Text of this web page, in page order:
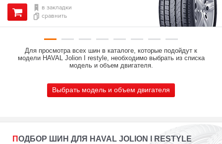
в закладки
сравнить
Для просмотра всех шин в каталоге, которые подойдут к
модели HAVAL Jolion I restyle, необходимо выбрать из списка
модель и объем двигателя.
Выбрать модель и объем двигателя
ПОДБОР ШИН ДЛЯ HAVAL JOLION I RESTYLE